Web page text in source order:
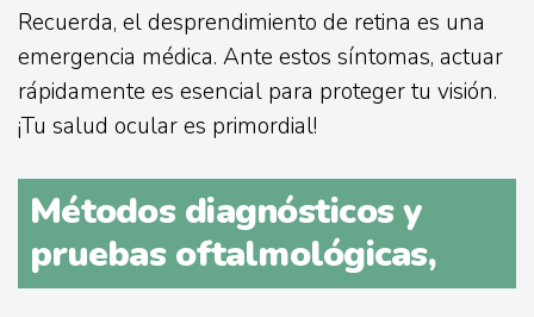
Recuerda, el desprendimiento de retina es una
emergencia médica. Ante estos síntomas, actuar
rápidamente es esencial para proteger tu visión.
¡Tu salud ocular es primordial!
Métodos diagnósticos y
pruebas oftalmológicas,